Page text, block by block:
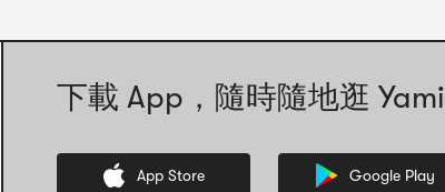
下載 App，隨時隨地逛 Yami
App Store Google Play